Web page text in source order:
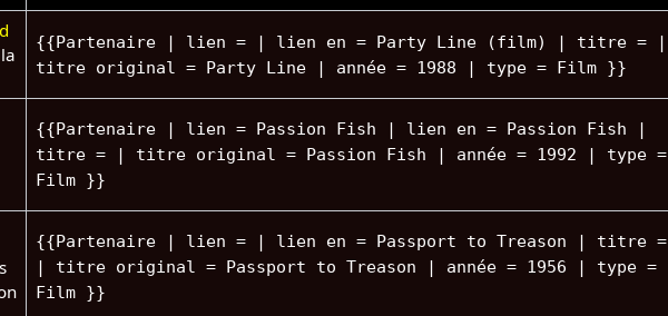
{{Partenaire | lien = | lien en = Party Line (film) | titre = |
titre original = Party Line | année = 1988 | type = Film }}
{{Partenaire | lien = Passion Fish | lien en = Passion Fish |
titre = | titre original = Passion Fish | année = 1992 | type =
Film }}
{{Partenaire | lien = | lien en = Passport to Treason | titre =
| titre original = Passport to Treason | année = 1956 | type =
Film }}